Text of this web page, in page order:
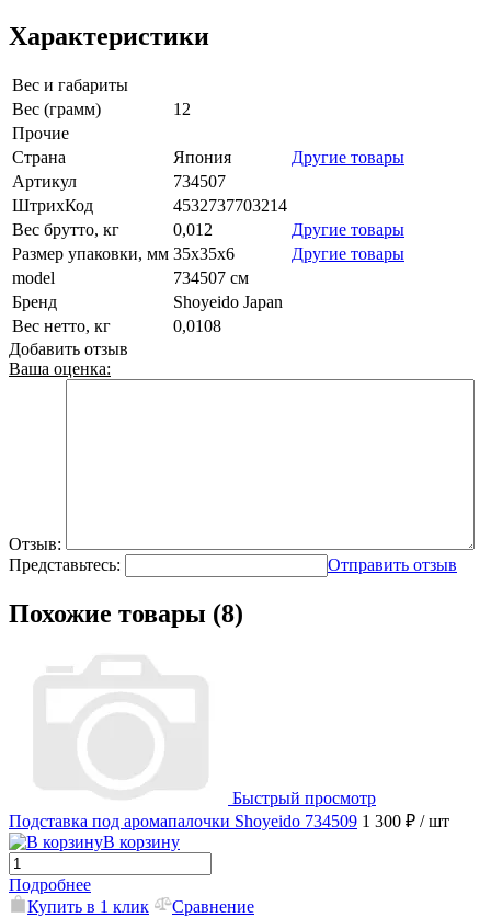
Характеристики
Вес и габариты
Вес (грамм)
12
Прочие
Страна
Япония
Другие товары
Артикул
734507
ШтрихКод
4532737703214
Вес брутто, кг
0,012
Другие товары
Размер упаковки, мм 35х35x6
Другие товары
model
734507 см
Бренд
Shoyeido Japan
Вес нетто, кг
0,0108
Добавить отзыв
Ваша оценка:
Отзыв:
Представьтесь:
Отправить отзыв
Похожие товары (8)
Быстрый просмотр
Подставка под аромапалочки Shoyeido 734509 1 300 ₽ / шт
В корзину
Подробнее
Купить в 1 клик
Сравнение